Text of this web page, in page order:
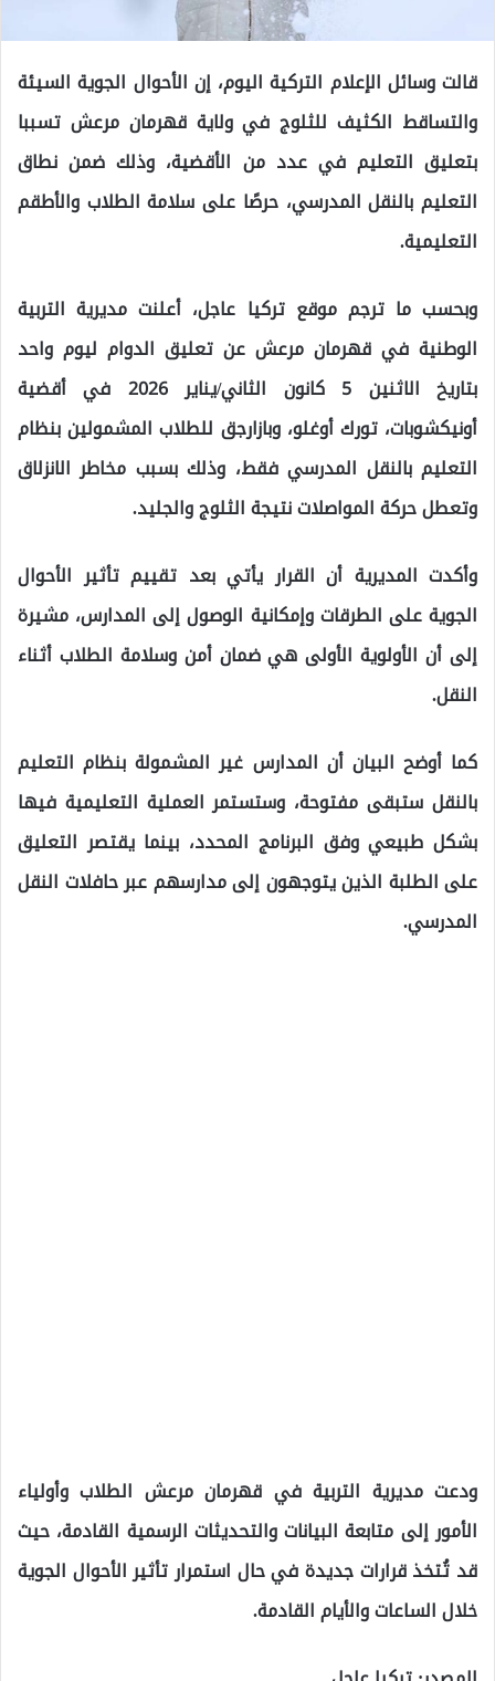
قالت وسائل الإعلام التركية اليوم، إن الأحوال الجوية السيئة
والتساقط الكثيف للثلوج في ولاية قهرمان مرعش تسببا
بتعليق التعليم في عدد من الأقضية، وذلك ضمن نطاق
التعليم بالنقل المدرسي، حرصًا على سلامة الطلاب والأطقم
التعليمية.
وبحسب ما ترجم موقع تركيا عاجل، أعلنت مديرية التربية
الوطنية في قهرمان مرعش عن تعليق الدوام ليوم واحد
بتاريخ الاثنين 5 كانون الثاني/يناير 2026 في أقضية
أونيكشوبات، تورك أوغلو، وبازارجق للطلاب المشمولين بنظام
التعليم بالنقل المدرسي فقط، وذلك بسبب مخاطر الانزلاق
وتعطل حركة المواصلات نتيجة الثلوج والجليد.
وأكدت المديرية أن القرار يأتي بعد تقييم تأثير الأحوال
الجوية على الطرقات وإمكانية الوصول إلى المدارس، مشيرة
إلى أن الأولوية الأولى هي ضمان أمن وسلامة الطلاب أثناء
النقل.
كما أوضح البيان أن المدارس غير المشمولة بنظام التعليم
بالنقل ستبقى مفتوحة، وستستمر العملية التعليمية فيها
بشكل طبيعي وفق البرنامج المحدد، بينما يقتصر التعليق
على الطلبة الذين يتوجهون إلى مدارسهم عبر حافلات النقل
المدرسي.
ودعت مديرية التربية في قهرمان مرعش الطلاب وأولياء
الأمور إلى متابعة البيانات والتحديثات الرسمية القادمة، حيث
قد تُتخذ قرارات جديدة في حال استمرار تأثير الأحوال الجوية
خلال الساعات والأيام القادمة.